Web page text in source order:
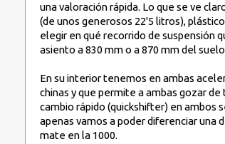
una valoración rápida. Lo que se ve
(de unos generosos 22'5 litros),
elegir en qué recorrido de suspensión
asiento a 830 mm o a 870 mm del
En su interior tenemos en ambas
chinas y que permite a ambas gozar
cambio rápido (quickshifter) en ambos
apenas vamos a poder diferenciar una
mate en la 1000.